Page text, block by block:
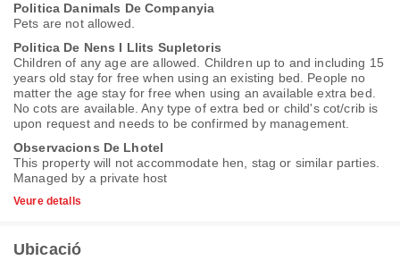
Politica Danimals De Companyia
Pets are not allowed.
Politica De Nens I Llits Supletoris
Children of any age are allowed. Children up to and including 15
years old stay for free when using an existing bed. People no
matter the age stay for free when using an available extra bed.
No cots are available. Any type of extra bed or child's cot/crib is
upon request and needs to be confirmed by management.
Observacions De Lhotel
This property will not accommodate hen, stag or similar parties.
Managed by a private host
Veure detalls
Ubicació